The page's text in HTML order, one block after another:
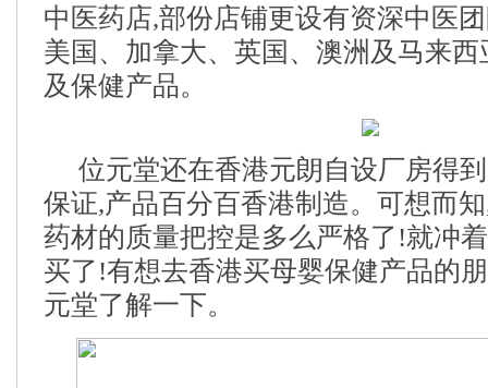
中医药店,部份店铺更设有资深中医
美国、加拿大、英国、澳洲及马来
及保健产品。
位元堂还在香港元朗自设厂房得
保证,产品百分百香港制造。可想而
药材的质量把控是多么严格了!就冲
买了!有想去香港买母婴保健产品的
元堂了解一下。